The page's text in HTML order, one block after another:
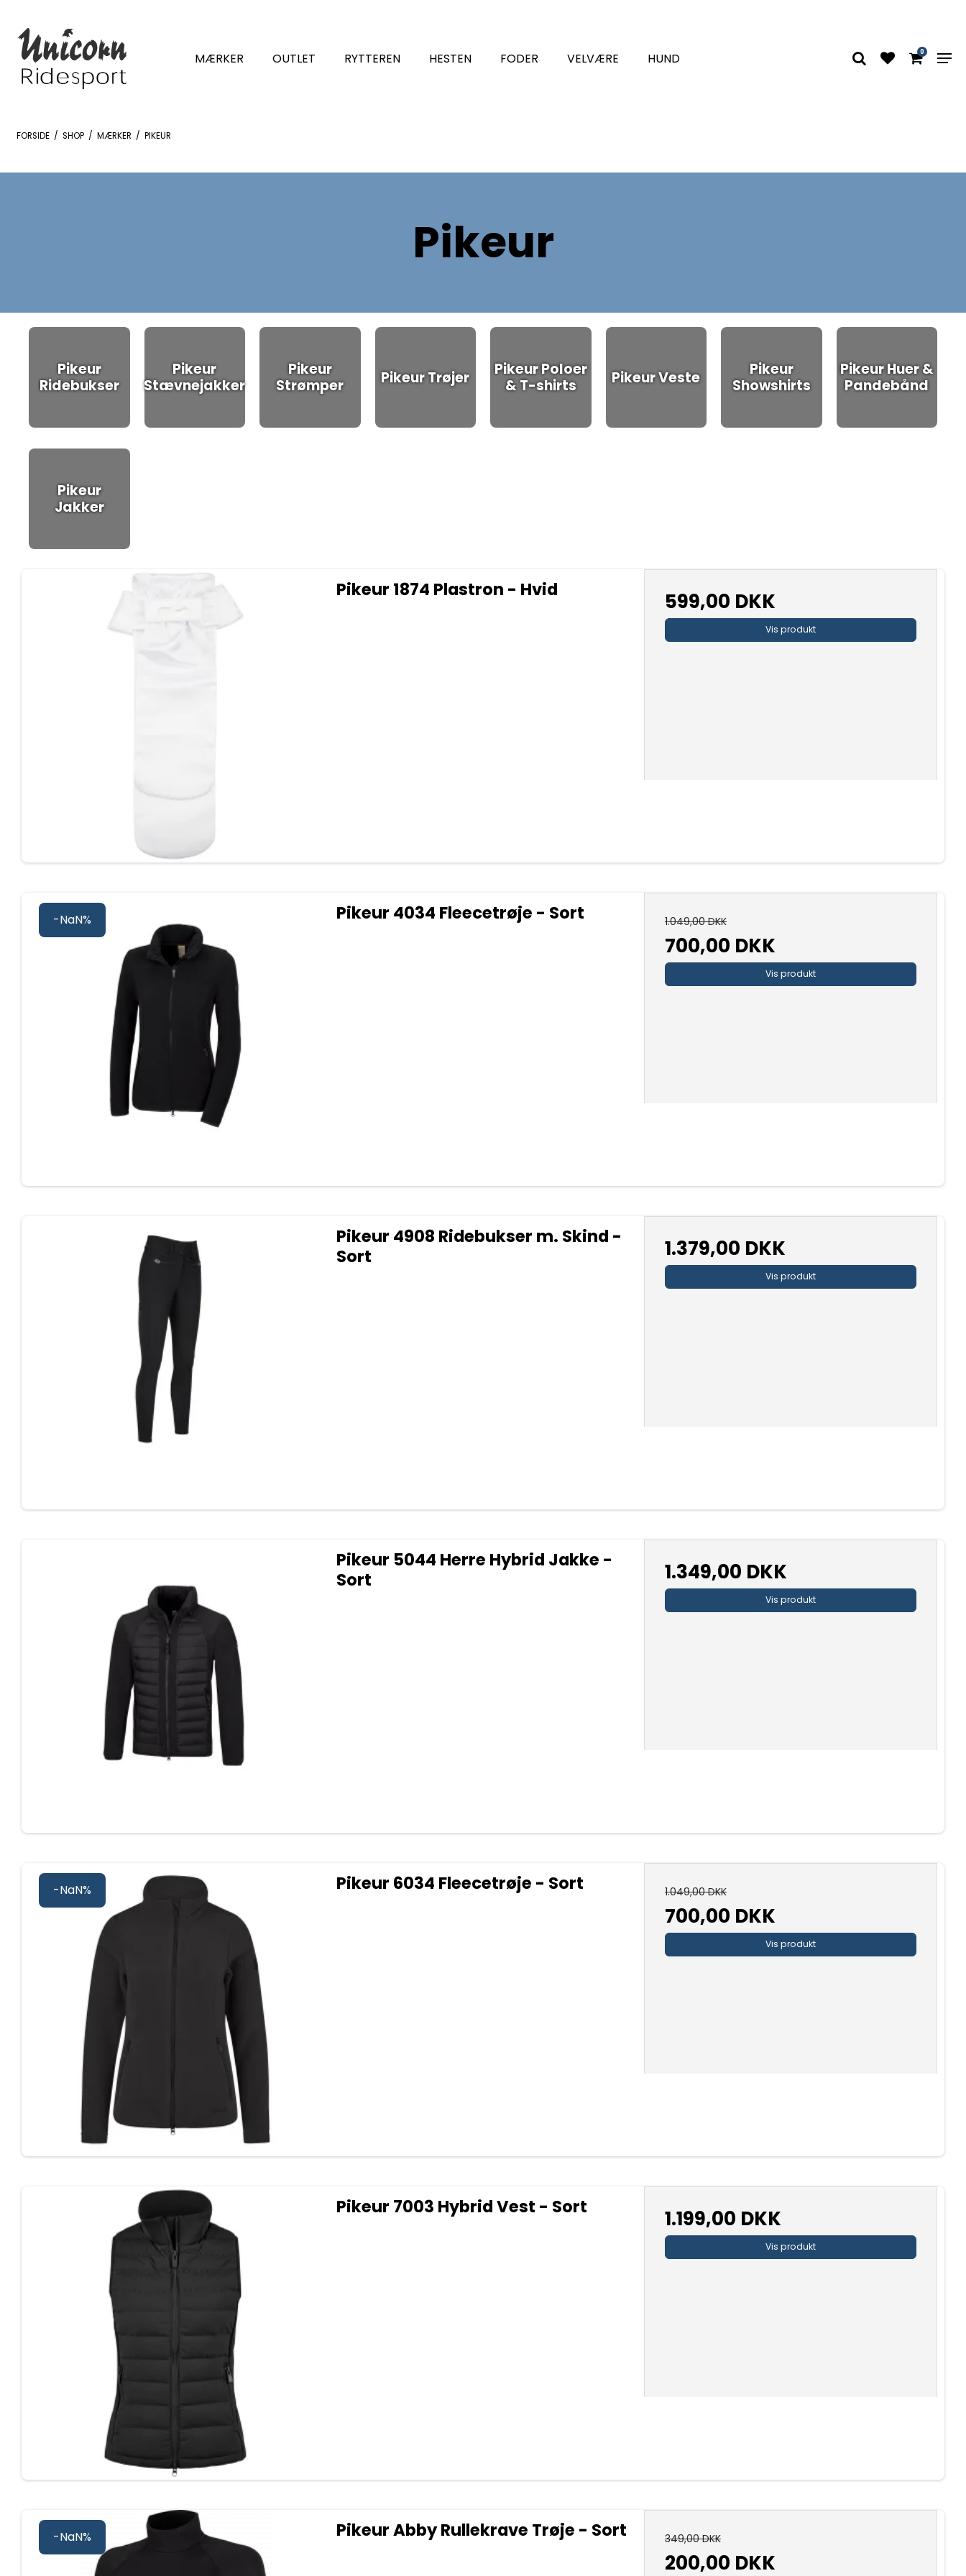
MÆRKER OUTLET RYTTEREN HESTEN FODER VELVÆRE HUND 0
FORSIDE / SHOP / MÆRKER / PIKEUR
Pikeur
Pikeur
Ridebukser
Pikeur
Stævnejakker
Pikeur
Strømper
Pikeur Trøjer
Pikeur Poloer
& T-shirts
Pikeur Veste
Pikeur
Showshirts
Pikeur Huer &
Pandebånd
Pikeur
Jakker
Pikeur 1874 Plastron - Hvid 599,00 DKK
Vis produkt
-NaN% Pikeur 4034 Fleecetrøje - Sort 1.049,00 DKK
700,00 DKK
Vis produkt
Pikeur 4908 Ridebukser m. Skind -
Sort
1.379,00 DKK
Vis produkt
Pikeur 5044 Herre Hybrid Jakke -
Sort
1.349,00 DKK
Vis produkt
-NaN% Pikeur 6034 Fleecetrøje - Sort 1.049,00 DKK
700,00 DKK
Vis produkt
Pikeur 7003 Hybrid Vest - Sort 1.199,00 DKK
Vis produkt
-NaN% Pikeur Abby Rullekrave Trøje - Sort 349,00 DKK
200,00 DKK